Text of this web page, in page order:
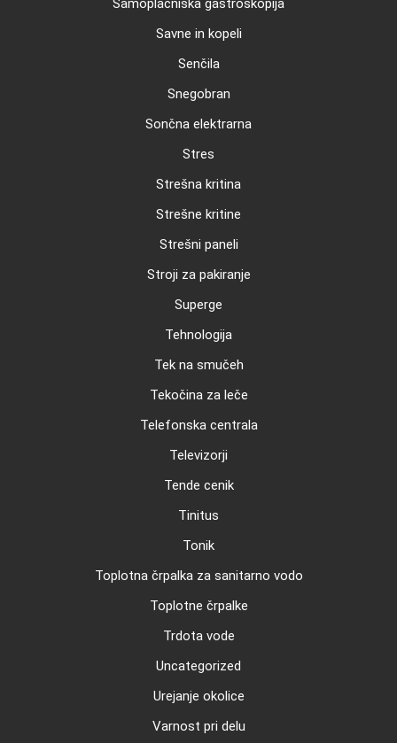
Samoplačniška gastroskopija
Savne in kopeli
Senčila
Snegobran
Sončna elektrarna
Stres
Strešna kritina
Strešne kritine
Strešni paneli
Stroji za pakiranje
Superge
Tehnologija
Tek na smučeh
Tekočina za leče
Telefonska centrala
Televizorji
Tende cenik
Tinitus
Tonik
Toplotna črpalka za sanitarno vodo
Toplotne črpalke
Trdota vode
Uncategorized
Urejanje okolice
Varnost pri delu